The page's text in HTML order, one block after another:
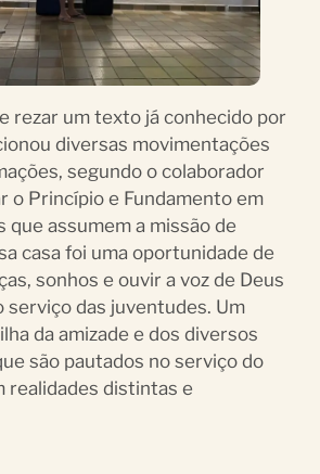
rezar um texto já conhecido por
diversas movimentações
segundo o colaborador
o Princípio e Fundamento em
que assumem a missão de
casa foi uma oportunidade de
sonhos e ouvir a voz de Deus
serviço das juventudes. Um
da amizade e dos diversos
são pautados no serviço do
realidades distintas e